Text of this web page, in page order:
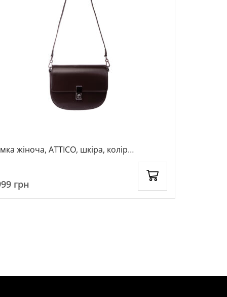
жіноча, ATTICO, шкіра, колір
грн